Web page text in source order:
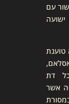
עם
טוענת
כל דת
אשר